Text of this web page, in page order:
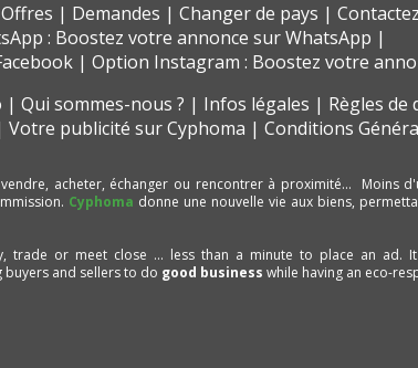
Offres Demandes Changer de pays
: Boostez votre annonce sur WhatsApp
Option Instagram : Boostez votre
Qui sommes-nous ? Infos légales
Règles
Votre publicité sur Cyphoma Conditions
acheter, échanger ou rencontrer à proximité… Moins
Cyphoma donne une nouvelle vie aux biens,
trade or meet close ... less than a minute to place an ad.
buyers and sellers to do good business while having an eco-